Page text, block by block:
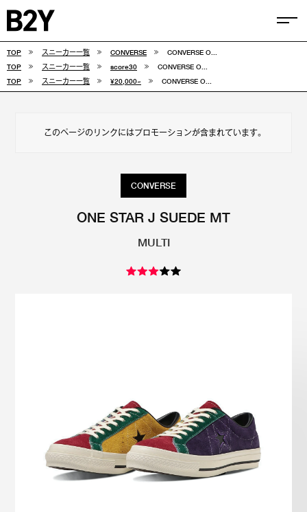
COLUMN
FEATURE
VANS
CONVERSE
TOP スニーカー一覧 CONVERSE
CONVERSE O...
TOP
スニーカー一覧 score30
CONVERSE O...
TOP
スニーカー一覧 ¥20,000~ CONVERSE O...
このページのリンクにはプロモーションが含まれています。
CONVERSE
ONE STAR J SUEDE MT
MULTI